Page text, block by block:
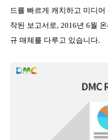
드를 빠르게 캐치하고 미디
작된 보고서로, 2016년 6월
규 매체를 다루고 있습니다.